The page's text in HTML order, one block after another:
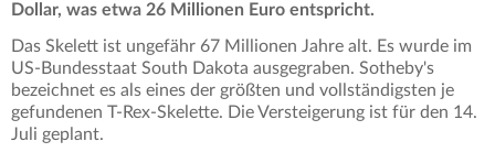
Dollar, was etwa 26 Millionen Euro entspricht.
Das Skelett ist ungefähr 67 Millionen Jahre alt. Es wurde im
US-Bundesstaat South Dakota ausgegraben. Sotheby's
bezeichnet es als eines der größten und vollständigsten je
gefundenen T-Rex-Skelette. Die Versteigerung ist für den 14.
Juli geplant.